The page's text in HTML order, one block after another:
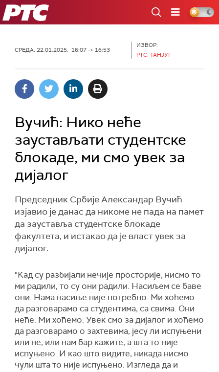
РТС
СРЕДА, 22.01.2025, 16:07 -> 16:53
ИЗВОР:
РТС, ТАНЈУГ
Вучић: Нико неће
заустављати студентске
блокаде, ми смо увек за
дијалог
Председник Србије Александар Вучић
изјавио је данас да никоме не пада на памет
да зауставља студентске блокаде
факултета, и истакао да је власт увек за
дијалог.
"Кад су разбијали нечије просторије, нисмо то
ми радили, то су они радили. Насиљем се баве
они. Нама насиље није потребно. Ми хоћемо
да разговарамо са студентима, са свима. Они
неће. Ми хоћемо. Увек смо за дијалог и хоћемо
да разговарамо о захтевима, јесу ли испуњени
или не, или нам бар кажите, а шта то није
испуњено. И као што видите, никада нисмо
чули шта то није испуњено. Изгледа да и